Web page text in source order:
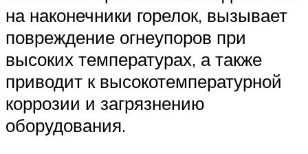
на наконечники горелок, вызывает
повреждение огнеупоров при
высоких температурах, а также
приводит к высокотемпературной
коррозии и загрязнению
оборудования.